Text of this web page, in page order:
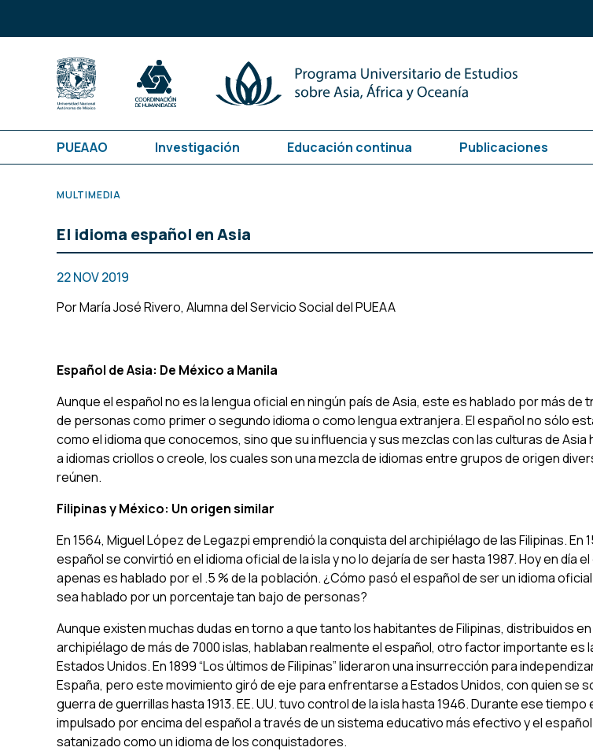
PUEAAO Investigación Educación continua Publicaciones
MULTIMEDIA
El idioma español en Asia
22 NOV 2019
Por María José Rivero, Alumna del Servicio Social del PUEAA
Español de Asia: De México a Manila
Aunque el español no es la lengua oficial en ningún país de Asia, este es hablado por más de
de personas como primer o segundo idioma o como lengua extranjera. El español no sólo
como el idioma que conocemos, sino que su influencia y sus mezclas con las culturas de Asia
a idiomas criollos o creole, los cuales son una mezcla de idiomas entre grupos de origen
reúnen.
Filipinas y México: Un origen similar
En 1564, Miguel López de Legazpi emprendió la conquista del archipiélago de las Filipinas. En
español se convirtió en el idioma oficial de la isla y no lo dejaría de ser hasta 1987. Hoy en día
apenas es hablado por el .5 % de la población. ¿Cómo pasó el español de ser un idioma
sea hablado por un porcentaje tan bajo de personas?
Aunque existen muchas dudas en torno a que tanto los habitantes de Filipinas, distribuidos en
archipiélago de más de 7000 islas, hablaban realmente el español, otro factor importante es
Estados Unidos. En 1899 “Los últimos de Filipinas” lideraron una insurrección para
España, pero este movimiento giró de eje para enfrentarse a Estados Unidos, con quien se
guerra de guerrillas hasta 1913. EE. UU. tuvo control de la isla hasta 1946. Durante ese tiempo
impulsado por encima del español a través de un sistema educativo más efectivo y el
satanizado como un idioma de los conquistadores.